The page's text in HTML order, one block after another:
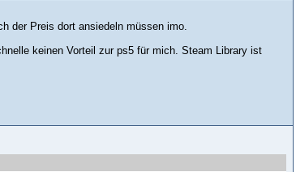
der Preis dort ansiedeln müssen imo.
keinen Vorteil zur ps5 für mich. Steam Library ist